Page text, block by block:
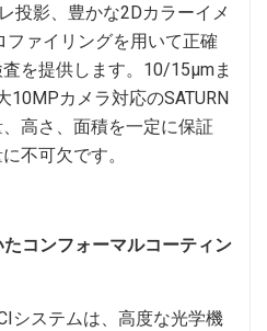
投影、豊かな2Dカラーイメ
ァイリングを用いて正確
を提供します。10/15μmま
10MPカメラ対応のSATURN
高さ、面積を一定に保証
不可欠です。
コンフォーマルコーティン
システムは、高度な光学機